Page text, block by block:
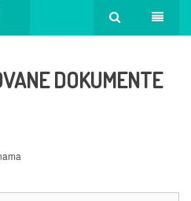
DOKUMENTE